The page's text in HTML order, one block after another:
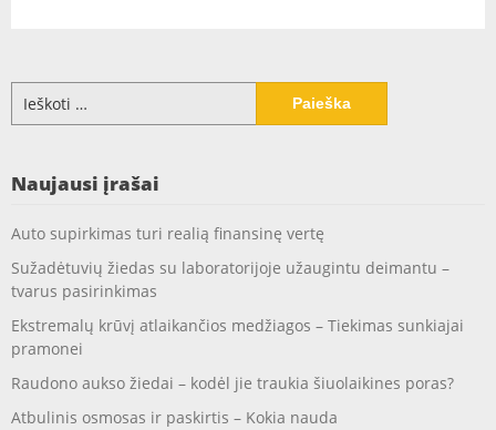
Ieškoti:
Naujausi įrašai
Auto supirkimas turi realią finansinę vertę
Sužadėtuvių žiedas su laboratorijoje užaugintu deimantu –
tvarus pasirinkimas
Ekstremalų krūvį atlaikančios medžiagos – Tiekimas sunkiajai
pramonei
Raudono aukso žiedai – kodėl jie traukia šiuolaikines poras?
Atbulinis osmosas ir paskirtis – Kokia nauda